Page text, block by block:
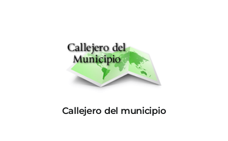
Callejero del municipio